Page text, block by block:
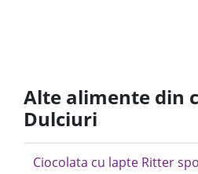
Alte alimente din
Dulciuri
Ciocolata cu lapte Ritter